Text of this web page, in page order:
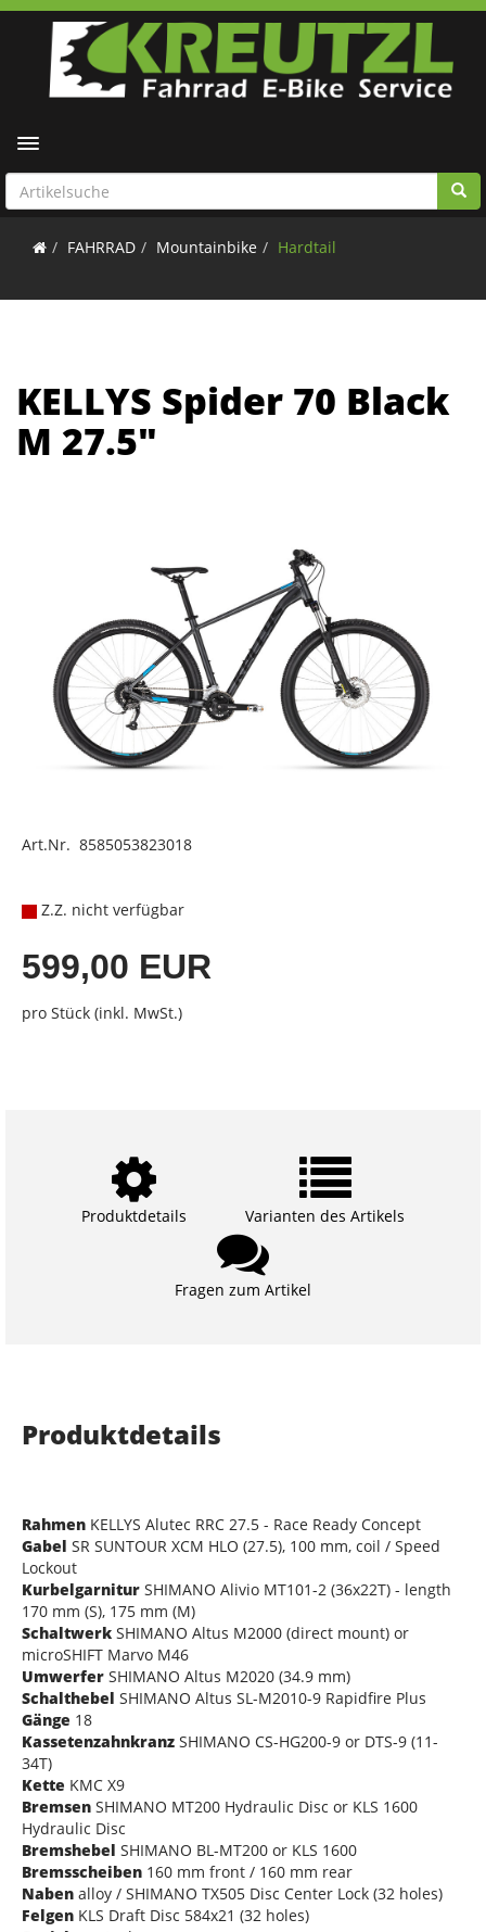
Toggle navigation
FAHRRAD Mountainbike Hardtail
KELLYS Spider 70 Black
M 27.5"
Art.Nr. 8585053823018
Z.Z. nicht verfügbar
599,00 EUR
pro Stück (inkl. MwSt.)
Produktdetails Varianten des Artikels
Fragen zum Artikel
Produktdetails
Rahmen KELLYS Alutec RRC 27.5 - Race Ready Concept
Gabel SR SUNTOUR XCM HLO (27.5), 100 mm, coil / Speed
Lockout
Kurbelgarnitur SHIMANO Alivio MT101-2 (36x22T) - length
170 mm (S), 175 mm (M)
Schaltwerk SHIMANO Altus M2000 (direct mount) or
microSHIFT Marvo M46
Umwerfer SHIMANO Altus M2020 (34.9 mm)
Schalthebel SHIMANO Altus SL-M2010-9 Rapidfire Plus
Gänge 18
Kassetenzahnkranz SHIMANO CS-HG200-9 or DTS-9 (11-
34T)
Kette KMC X9
Bremsen SHIMANO MT200 Hydraulic Disc or KLS 1600
Hydraulic Disc
Bremshebel SHIMANO BL-MT200 or KLS 1600
Bremsscheiben 160 mm front / 160 mm rear
Naben alloy / SHIMANO TX505 Disc Center Lock (32 holes)
Felgen KLS Draft Disc 584x21 (32 holes)